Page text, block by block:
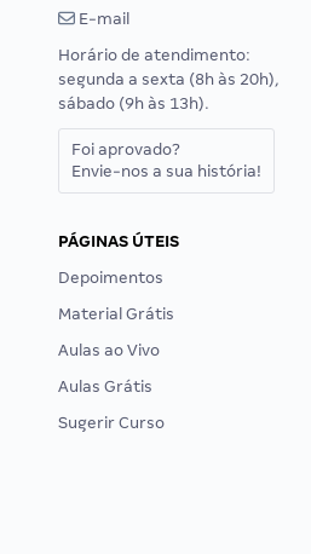
E-mail
Horário de atendimento:
segunda a sexta (8h às 20h),
sábado (9h às 13h).
Foi aprovado?
Envie-nos a sua história!
PÁGINAS ÚTEIS
Depoimentos
Material Grátis
Aulas ao Vivo
Aulas Grátis
Sugerir Curso